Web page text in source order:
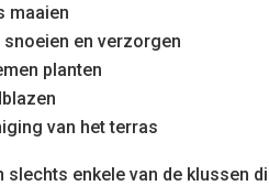
maaien
snoeien en verzorgen
planten
van het terras
slechts enkele van de klussen